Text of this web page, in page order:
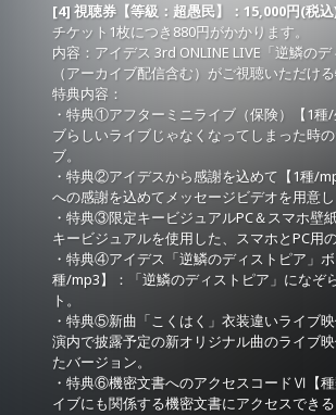
[4] 視聴券【等級：超愚民】：15,000円(税
チケット1枚につき880円がかかります。
内容：アイデス 3rd ONLINE LIVE「逆鱗の
（アーカイブ配信含む）がご視聴いただけ
特典内容：
・特典①アフターミニライブ（保険）【1種
ブらしいライブじゃなくなってしまった時
ブ。
・特典②アイデスから感謝を込めて【1種/
への感謝を込めてメッセージビデオを用意し
・特典③限定キービジュアルPC＆スマホ壁
キービジュアルを使用した、スマホとPC用
・特典④アイデス「逆鱗のディストピア」
種/mp3】：「逆鱗のディストピア」になぞ
ト。
・特典⑤新曲「こくはく」衣装違いライブ
演内で披露予定の新オリジナル曲のライブ
たバージョン。
・特典⑥機密文書へのアクセスコードⅥ【
イブにも関係する機密文書にアクセスできる